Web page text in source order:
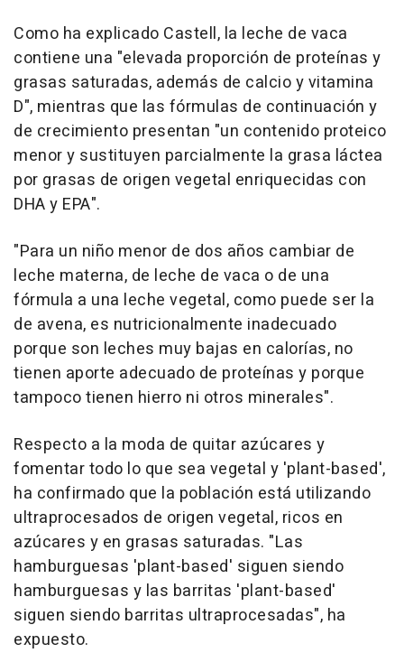
Como ha explicado Castell, la leche de vaca
contiene una "elevada proporción de proteínas y
grasas saturadas, además de calcio y vitamina
D", mientras que las fórmulas de continuación y
de crecimiento presentan "un contenido proteico
menor y sustituyen parcialmente la grasa láctea
por grasas de origen vegetal enriquecidas con
DHA y EPA".
"Para un niño menor de dos años cambiar de
leche materna, de leche de vaca o de una
fórmula a una leche vegetal, como puede ser la
de avena, es nutricionalmente inadecuado
porque son leches muy bajas en calorías, no
tienen aporte adecuado de proteínas y porque
tampoco tienen hierro ni otros minerales".
Respecto a la moda de quitar azúcares y
fomentar todo lo que sea vegetal y 'plant-based',
ha confirmado que la población está utilizando
ultraprocesados de origen vegetal, ricos en
azúcares y en grasas saturadas. "Las
hamburguesas 'plant-based' siguen siendo
hamburguesas y las barritas 'plant-based'
siguen siendo barritas ultraprocesadas", ha
expuesto.